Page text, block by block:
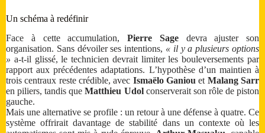
Un schéma à redéfinir
Face à cette accumulation, Pierre Sagedevra ajuster son
organisation. Sans dévoiler ses intentions, « il y a plusieurs options
» a-t-il glissé, le technicien devrait limiter les bouleversements par
rapport aux précédentes adaptations. L’hypothèse d’un maintien à
trois centraux reste crédible, avec Ismaëlo Ganiou et Malang Sarr
en piliers, tandis queMatthieu Udolconserverait son rôle de piston
gauche.
Mais une alternative se profile : un retour à une défense à quatre. Ce
système offrirait davantage de stabilité dans un contexte où les